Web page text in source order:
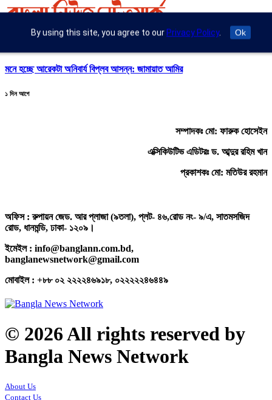
মনে হচ্ছে আরেকটা অনিবার্য বিপ্লব আসন্ন: জামায়াত আমির
১ দিন আগে
সম্পাদকঃ মো: ফারুক হোসেইন
এক্সিকিউটিভ এডিটরঃ ড. আব্দুর রহিম খান
প্রকাশকঃ মো: মতিউর রহমান
অফিস : রুপায়ন জেড. আর প্লাজা (৯তলা), প্লট- ৪৬,রোড নং- ৯/এ, সাতমসজিদ
রোড, ধানমন্ডি, ঢাকা- ১২০৯।
ইমেইল : info@banglann.com.bd,
banglanewsnetwork@gmail.com
মোবাইল : +৮৮ ০২ ২২২২৪৬৯১৮, ০২২২২২৪৬৪৪৯
© 2026 All rights reserved by
Bangla News Network
About Us
Contact Us
By using this site, you agree to our Privacy Policy. Ok